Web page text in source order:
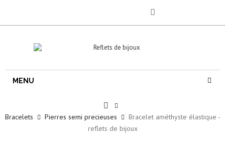
MENU
Bracelets Pierres semi precieuses
Bracelet améthyste élastique -
reflets de bijoux